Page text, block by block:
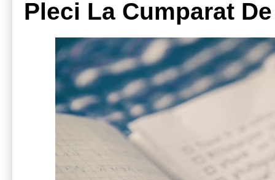
Pleci La Cumparat